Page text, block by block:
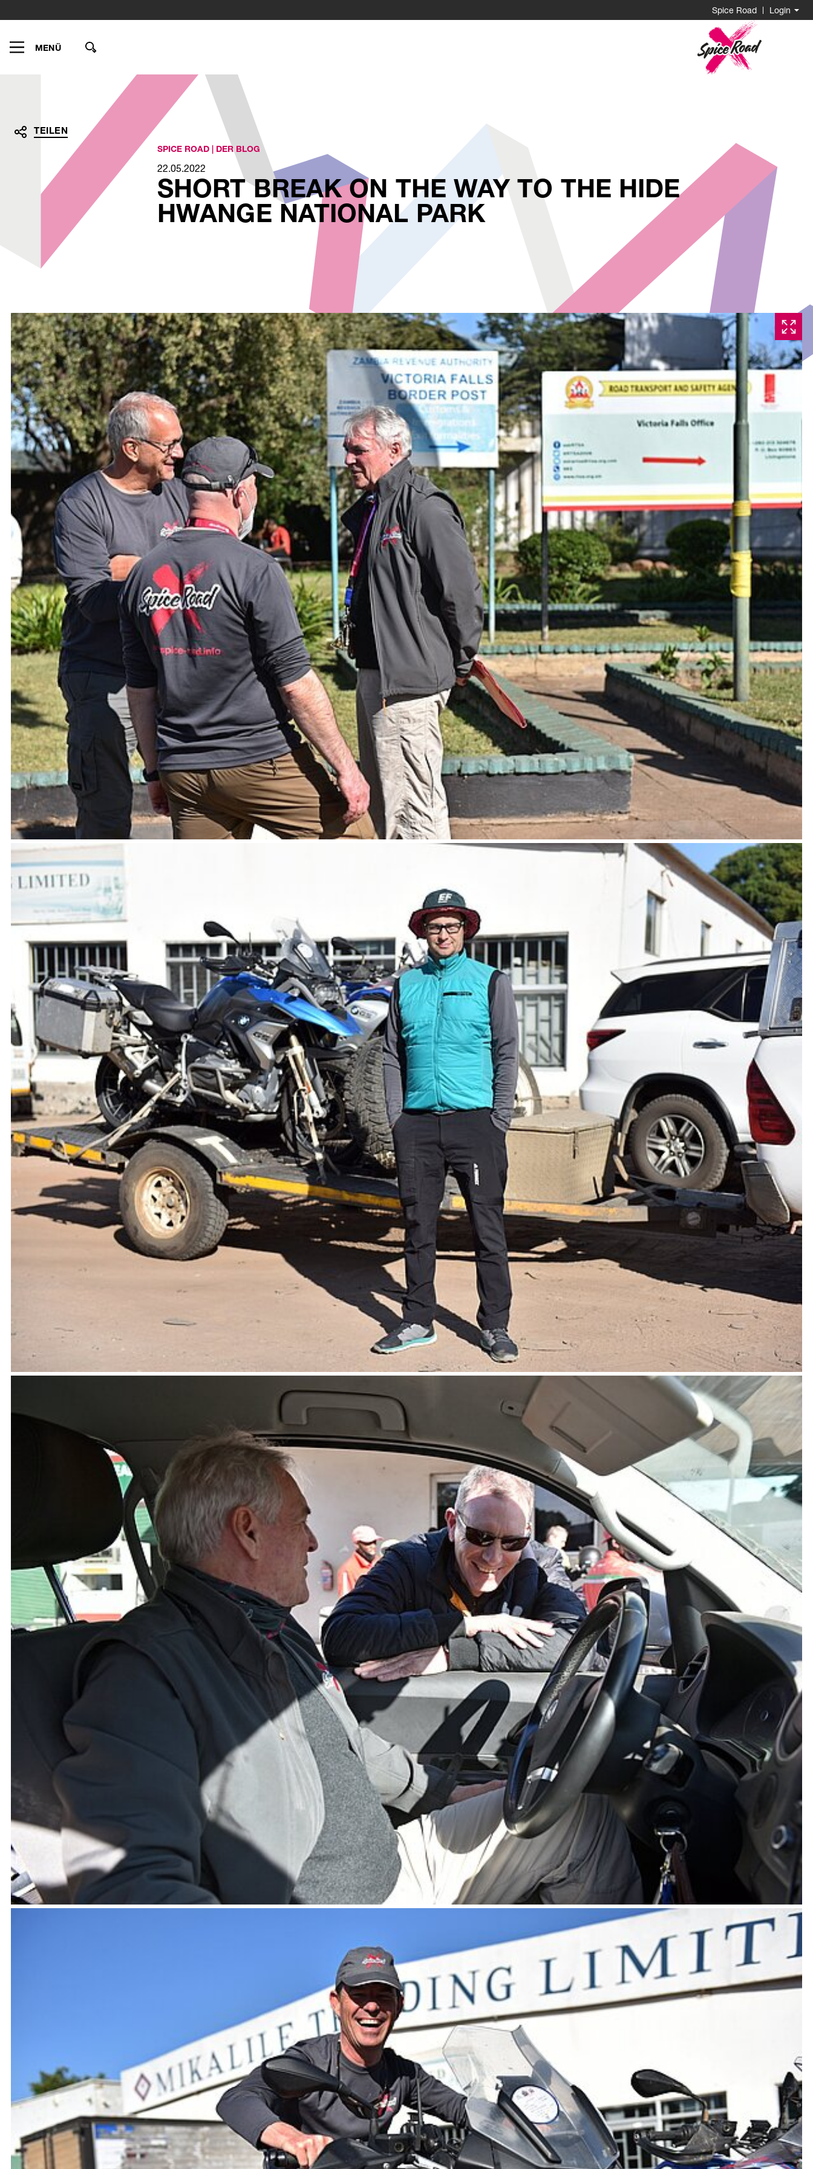
suchen
Spice Road Login
MENÜ
to
Homepage
TEILEN
Teilen
per
E-
Teilen
LinkedInlinkedin
Xingxing
Teilen
auf
Facebookfacebook
SPICE ROAD | DER BLOG
22.05.2022
SHORT BREAK ON THE WAY TO THE HIDE
HWANGE NATIONAL PARK